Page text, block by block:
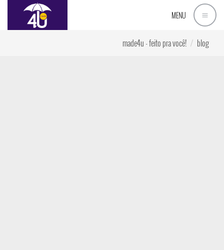
MENU
made4u - feito pra você! blog